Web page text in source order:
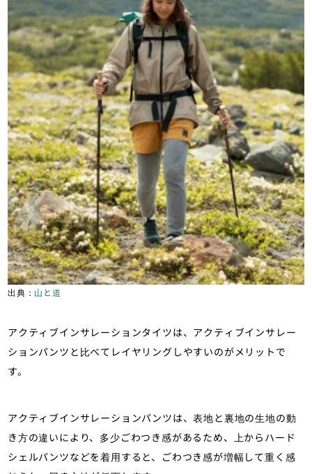
出典： 山と道
アクティブインサレーションタイツは、アクティブインサレー
ションパンツと比べてレイヤリングしやすいのがメリットで
す。
アクティブインサレーションパンツは、表地と裏地の生地の動
き方の違いにより、多少ごわつき感があるため、上からハード
シェルパンツなどを着用すると、ごわつき感が増幅して重く感